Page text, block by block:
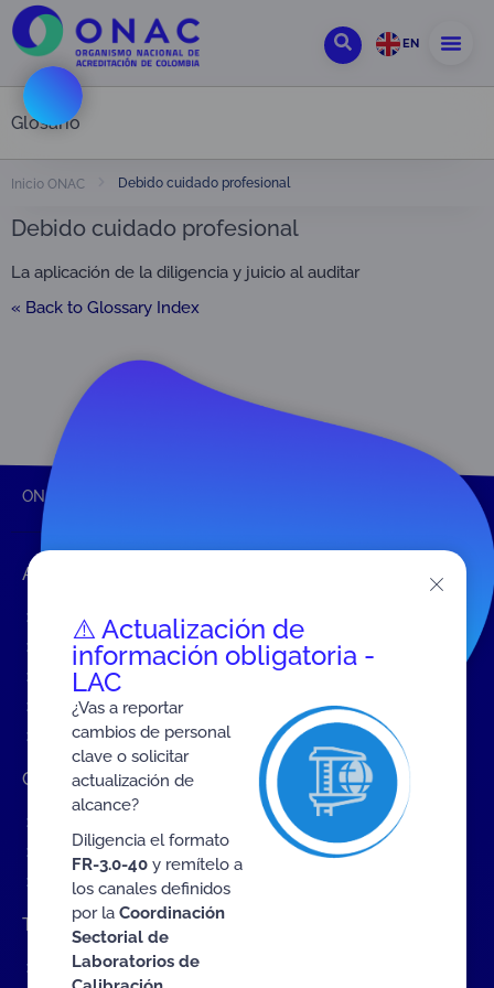
EN
Glosario
Inicio ONAC Debido cuidado profesional
Debido cuidado profesional
La aplicación de la diligencia y juicio al auditar
« Back to Glossary Index
ONAC
Accesos rápidos
Eventos
Tarifas MIT
Servicios de ONAC
Acredítate con ONAC
Documentos
Contratación de Bienes y Servicios
Contratación de bienes y servicios
Procesos en curso
Contratos vigentes
Trabaje con nosotros
Convocatoria a cargos internos
⚠️ Actualización de
información obligatoria -
LAC
¿Vas a reportar
cambios de personal
clave o solicitar
actualización de
alcance?
Diligencia el formato
FR-3.0-40y remítelo a
los canales definidos
por la Coordinación
Sectorial de
Laboratorios de